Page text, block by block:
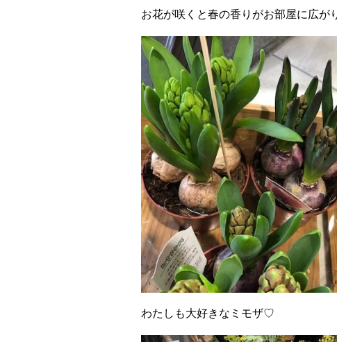
お花が咲くと春の香りがお部屋に広が
わたしも大好きなミモザ♡